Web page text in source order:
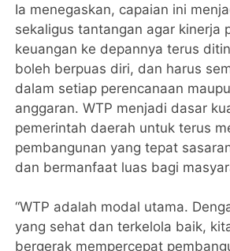
Ia menegaskan, capaian ini
sekaligus tantangan agar kinerja
keuangan ke depannya terus
boleh berpuas diri, dan harus
dalam setiap perencanaan
anggaran. WTP menjadi dasar
pemerintah daerah untuk terus
pembangunan yang tepat
dan bermanfaat luas bagi
“WTP adalah modal utama.
yang sehat dan terkelola baik,
bergerak mempercepat